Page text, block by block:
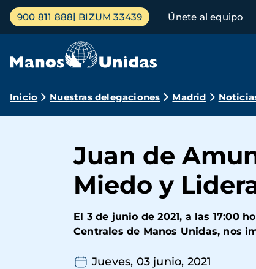
Pasar
contenido
Menú
principal
900 811 888 BIZUM 33439 Únete al equipo
Ruta
navegación
Inicio Nuestras delegaciones Madrid
Juan de
Miedo y
El 3 de junio de 2021, a las 17:00
Centrales de Manos Unidas, nos
Jueves, 03 junio, 2021